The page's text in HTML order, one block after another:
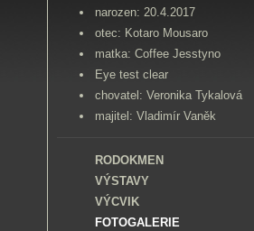
narozen: 20.4.2017
otec: Kotaro Mousaro
matka: Coffee Jesstyno
Eye test clear
chovatel: Veronika Tykalová
majitel: Vladimír Vaněk
RODOKMEN
VÝSTAVY
VÝCVIK
FOTOGALERIE